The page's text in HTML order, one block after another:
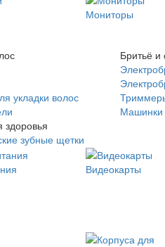
Мониторы
укладки волос
здоровья
зубные щетки
Бритьё и
Машинки
Видеокарты